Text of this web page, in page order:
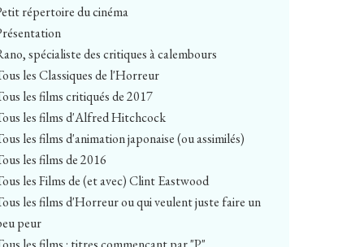
répertoire du cinéma
spécialiste des critiques à calembours
les Classiques de l'Horreur
les films critiqués de 2017
les films d'Alfred Hitchcock
les films d'animation japonaise (ou assimilés)
les films de 2016
les Films de (et avec) Clint Eastwood
les films d'Horreur ou qui veulent juste faire un
peur